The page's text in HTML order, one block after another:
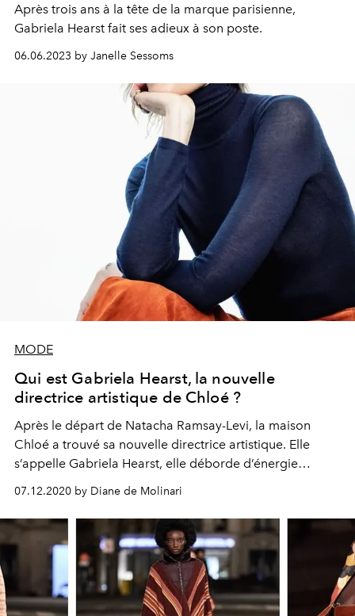
Après trois ans à la tête de la marque parisienne,
Gabriela Hearst fait ses adieux à son poste.
06.06.2023 by Janelle Sessoms
MODE
Qui est Gabriela Hearst, la nouvelle
directrice artistique de Chloé ?
Après le départ de Natacha Ramsay-Levi, la maison
Chloé a trouvé sa nouvelle directrice artistique. Elle
s’appelle Gabriela Hearst, elle déborde d’énergie
07.12.2020 by Diane de Molinari